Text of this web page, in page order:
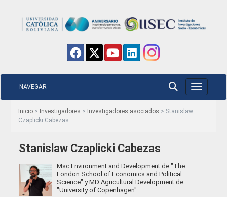
Toggle
NAVEGAR
Inicio > Investigadores > Investigadores asociados > Stanislaw
Czaplicki Cabezas
Stanislaw Czaplicki Cabezas
Msc Environment and Development de "The
London School of Economics and Political
Science" y MD Agricultural Development de
"University of Copenhagen"